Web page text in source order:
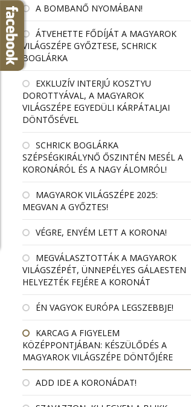
A BOMBANŐ NYOMÁBAN!
ÁTVEHETTE FŐDÍJÁT A MAGYAROK
VILÁGSZÉPE GYŐZTESE, SCHRICK
BOGLÁRKA
EXKLUZÍV INTERJÚ KOSZTYU
DOROTTYÁVAL, A MAGYAROK
VILÁGSZÉPE EGYEDÜLI KÁRPÁTALJAI
DÖNTŐSÉVEL
SCHRICK BOGLÁRKA
SZÉPSÉGKIRÁLYNŐ ŐSZINTÉN MESÉL A
KORONÁRÓL ÉS A NAGY ÁLOMRÓL!
MAGYAROK VILÁGSZÉPE 2025:
MEGVAN A GYŐZTES!
VÉGRE, ENYÉM LETT A KORONA!
MEGVÁLASZTOTTÁK A MAGYAROK
VILÁGSZÉPÉT, ÜNNEPÉLYES GÁLAESTEN
HELYEZTÉK FEJÉRE A KORONÁT
ÉN VAGYOK EURÓPA LEGSZEBBJE!
KARCAG A FIGYELEM
KÖZÉPPONTJÁBAN: KÉSZÜLŐDÉS A
MAGYAROK VILÁGSZÉPE DÖNTŐJÉRE
ADD IDE A KORONÁDAT!